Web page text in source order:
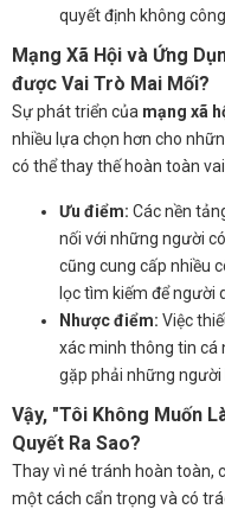
quyết định không
Mạng Xã Hội và Ứng
được Vai Trò Mai Mối?
Sự phát triển của mạng xã
nhiều lựa chọn hơn cho
có thể thay thế hoàn toàn
Ưu điểm: Các nền
nối với những người
cũng cung cấp nhiều
lọc tìm kiếm để người
Nhược điểm: Việc
xác minh thông tin cá
gặp phải những
Vậy, "Tôi Không Muốn
Quyết Ra Sao?
Thay vì né tránh hoàn toàn,
một cách cẩn trọng và có